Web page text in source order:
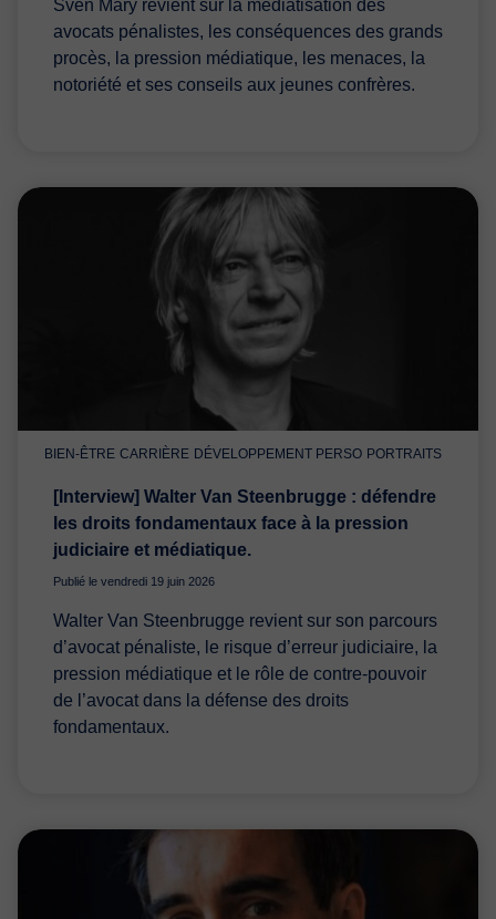
Sven Mary revient sur la médiatisation des
avocats pénalistes, les conséquences des grands
procès, la pression médiatique, les menaces, la
notoriété et ses conseils aux jeunes confrères.
BIEN-ÊTRE CARRIÈRE DÉVELOPPEMENT PERSO PORTRAITS
[Interview] Walter Van Steenbrugge : défendre
les droits fondamentaux face à la pression
judiciaire et médiatique.
Publié le vendredi 19 juin 2026
Walter Van Steenbrugge revient sur son parcours
d’avocat pénaliste, le risque d’erreur judiciaire, la
pression médiatique et le rôle de contre-pouvoir
de l’avocat dans la défense des droits
fondamentaux.